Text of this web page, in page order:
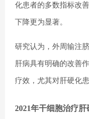
化患者的多数指标改
下降更为显著。
研究认为，外周输注
肝病具有明确的改善
疗效，尤其对肝硬化
2021年干细胞治疗